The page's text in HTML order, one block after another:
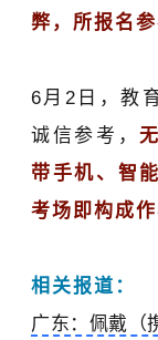
弊，所报名
6月2日，教
诚信参考，
带手机、 智
考场即构成作
相关报道：
广东：佩戴（